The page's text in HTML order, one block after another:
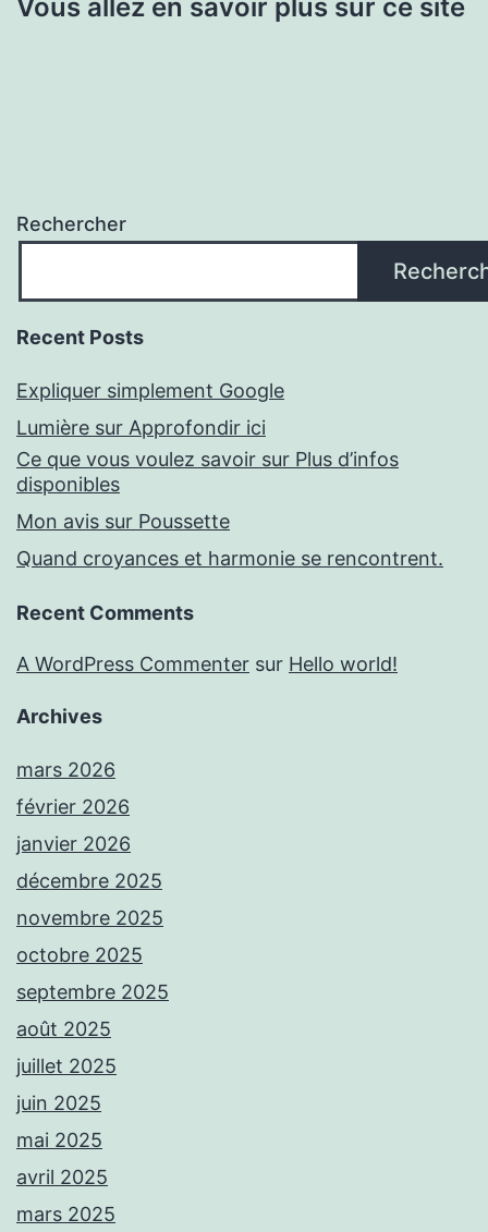
Vous allez en savoir plus sur ce site
Rechercher
Recent Posts
Expliquer simplement Google
Lumière sur Approfondir ici
Ce que vous voulez savoir sur Plus d’infos
disponibles
Mon avis sur Poussette
Quand croyances et harmonie se rencontrent.
Recent Comments
A WordPress Commenter sur Hello world!
Archives
mars 2026
février 2026
janvier 2026
décembre 2025
novembre 2025
octobre 2025
septembre 2025
août 2025
juillet 2025
juin 2025
mai 2025
avril 2025
mars 2025